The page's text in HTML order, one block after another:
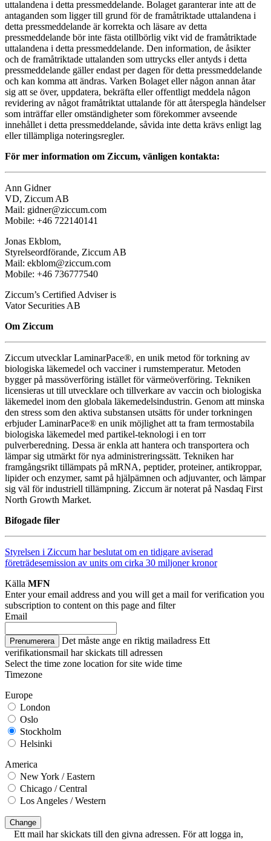
uttalandena i detta pressmeddelande. Bolaget garanterar inte att de
antaganden som ligger till grund för de framåtriktade uttalandena i
detta pressmeddelande är korrekta och läsare av detta
pressmeddelande bör inte fästa otillbörlig vikt vid de framåtriktade
uttalandena i detta pressmeddelande. Den information, de åsikter
och de framåtriktade uttalanden som uttrycks eller antyds i detta
pressmeddelande gäller endast per dagen för detta pressmeddelande
och kan komma att ändras. Varken Bolaget eller någon annan åtar
sig att se över, uppdatera, bekräfta eller offentligt meddela någon
revidering av något framåtriktat uttalande för att återspegla händelser
som inträffar eller omständigheter som förekommer avseende
innehållet i detta pressmeddelande, såvida inte detta krävs enligt lag
eller tillämpliga noteringsregler.
För mer information om Ziccum, vänligen kontakta:
Ann Gidner
VD, Ziccum AB
Mail: gidner@ziccum.com
Mobile: +46 722140141
Jonas Ekblom,
Styrelseordförande, Ziccum AB
Mail: ekblom@ziccum.com
Mobile: +46 736777540
Ziccum’s Certified Adviser is
Vator Securities AB
Om Ziccum
Ziccum utvecklar LaminarPace®, en unik metod för torkning av
biologiska läkemedel och vacciner i rumstemperatur. Metoden
bygger på massöverföring istället för värmeöverföring. Tekniken
licensieras ut till utvecklare och tillverkare av vaccin och biologiska
läkemedel inom den globala läkemedelsindustrin. Genom att minska
den stress som den aktiva substansen utsätts för under torkningen
erbjuder LaminarPace® en unik möjlighet att ta fram termostabila
biologiska läkemedel med partikel-teknologi i en torr
pulverberedning. Dessa är enkla att hantera och transportera och
lämpar sig utmärkt för nya administreringssätt. Tekniken har
framgångsrikt tillämpats på mRNA, peptider, proteiner, antikroppar,
lipider och enzymer, samt på hjälpämnen och adjuvanter, och lämpar
sig väl för industriell tillämpning. Ziccum är noterat på Nasdaq First
North Growth Market.
Bifogade filer
Styrelsen i Ziccum har beslutat om en tidigare aviserad
företrädesemission av units om cirka 30 miljoner kronor
Källa MFN
Enter your email address and you will get a mail for verification you
subscription to content on this page and filter
Email
Prenumerera Det måste ange en riktig mailadress Ett
verifikationsmail har skickats till adressen
Select the time zone location for site wide time
Timezone
Europe
London
Oslo
Stockholm
Helsinki
America
New York / Eastern
Chicago / Central
Los Angeles / Western
Change
Ett mail har skickats till den givna adressen. För att logga in,